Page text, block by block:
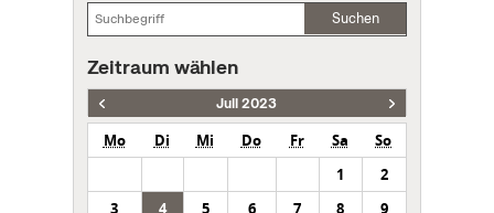
Suchen
Zeitraum wählen
Juli 2023
Mo Di Mi Do Fr Sa
So
1
2
3
4 5 6 7 8
9